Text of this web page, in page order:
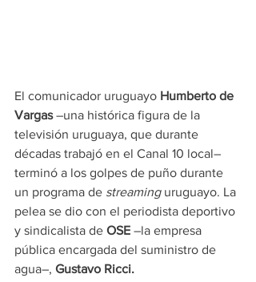
El comunicador uruguayo Humberto de
Vargas –una histórica figura de la
televisión uruguaya, que durante
décadas trabajó en el Canal 10 local–
terminó a los golpes de puño durante
un programa de streaming uruguayo. La
pelea se dio con el periodista deportivo
y sindicalista de OSE –la empresa
pública encargada del suministro de
agua–, Gustavo Ricci.